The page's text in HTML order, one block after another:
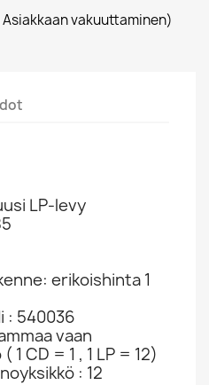
vakuuttaminen)
LP-levy
erikoishinta 1
: 540036
vaan
CD = 1 , 1 LP = 12)
: 12